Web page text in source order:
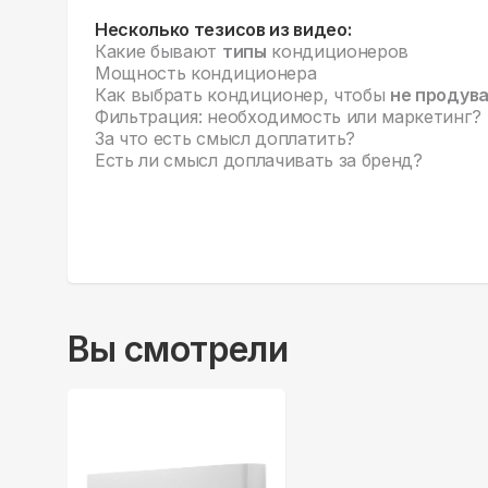
Несколько тезисов из видео:
Какие бывают типы кондиционеров
Мощность кондиционера
Как выбрать кондиционер, чтобы не
Фильтрация: необходимость или маркетинг?
За что есть смысл доплатить?
Есть ли смысл доплачивать за бренд?
Вы смотрели